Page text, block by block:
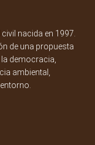
nacida en 1997.
de una propuesta
democracia,
ambiental,